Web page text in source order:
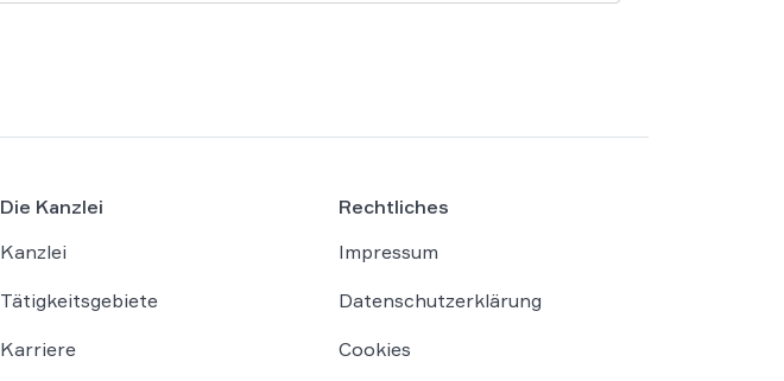
Die Kanzlei
Kanzlei
Tätigkeitsgebiete
Karriere
Rechtliches
Impressum
Datenschutzerklärung
Cookies